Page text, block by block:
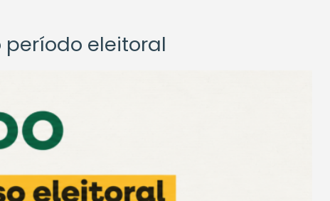
eleitoral